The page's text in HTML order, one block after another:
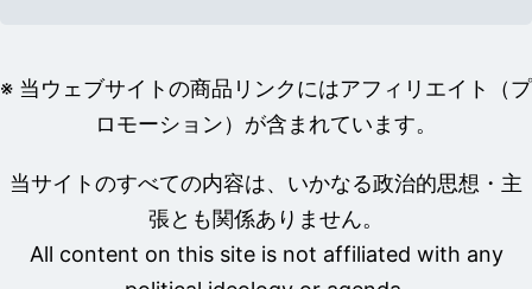
※ 当ウェブサイトの商品リンクにはアフィリエイト（プ
ロモーション）が含まれています。
当サイトのすべての内容は、いかなる政治的思想・主
張とも関係ありません。
All content on this site is not affiliated with any